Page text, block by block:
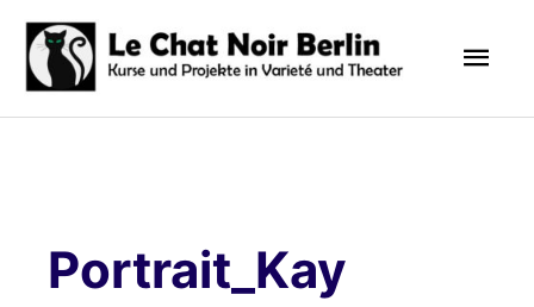
Zum
Inhalt
springen
Portrait_Kay